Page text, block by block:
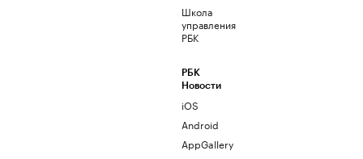
Школа
управления
РБК
РБК
Новости
iOS
Android
AppGallery